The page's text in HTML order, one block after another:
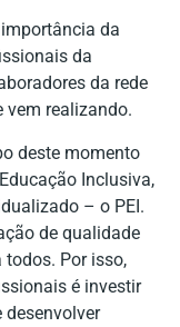
da
da
da rede
vem realizando.
deste momento
Inclusiva,
– ο PEI.
de qualidade
todos. Por isso,
é investir
desenvolver